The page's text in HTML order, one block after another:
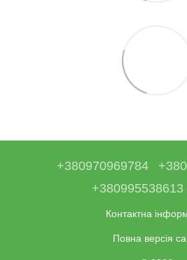
+380970969784
+380995538613
Контактна
Повна версія